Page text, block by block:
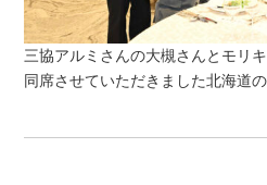
三協アルミさんの大槻さんとモリ
同席させていただきました北海道の